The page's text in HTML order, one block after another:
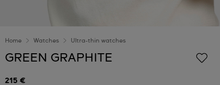
Home Watches Ultra-thin watches
GREEN GRAPHITE
215 €